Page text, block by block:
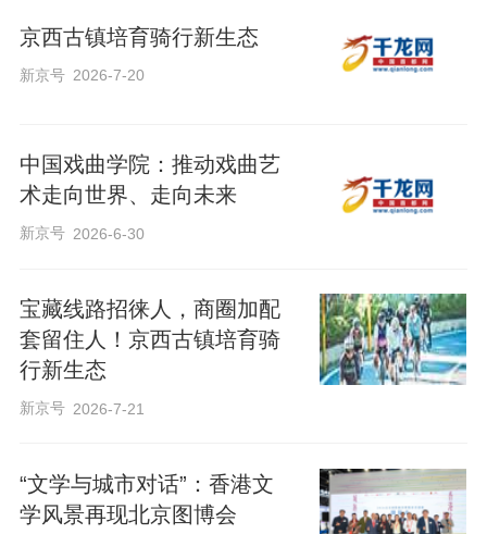
京西古镇培育骑行新生态
新京号 2026-7-20
中国戏曲学院：推动戏曲艺
术走向世界、走向未来
新京号 2026-6-30
宝藏线路招徕人，商圈加配
套留住人！京西古镇培育骑
行新生态
新京号 2026-7-21
“文学与城市对话”：香港文
学风景再现北京图博会